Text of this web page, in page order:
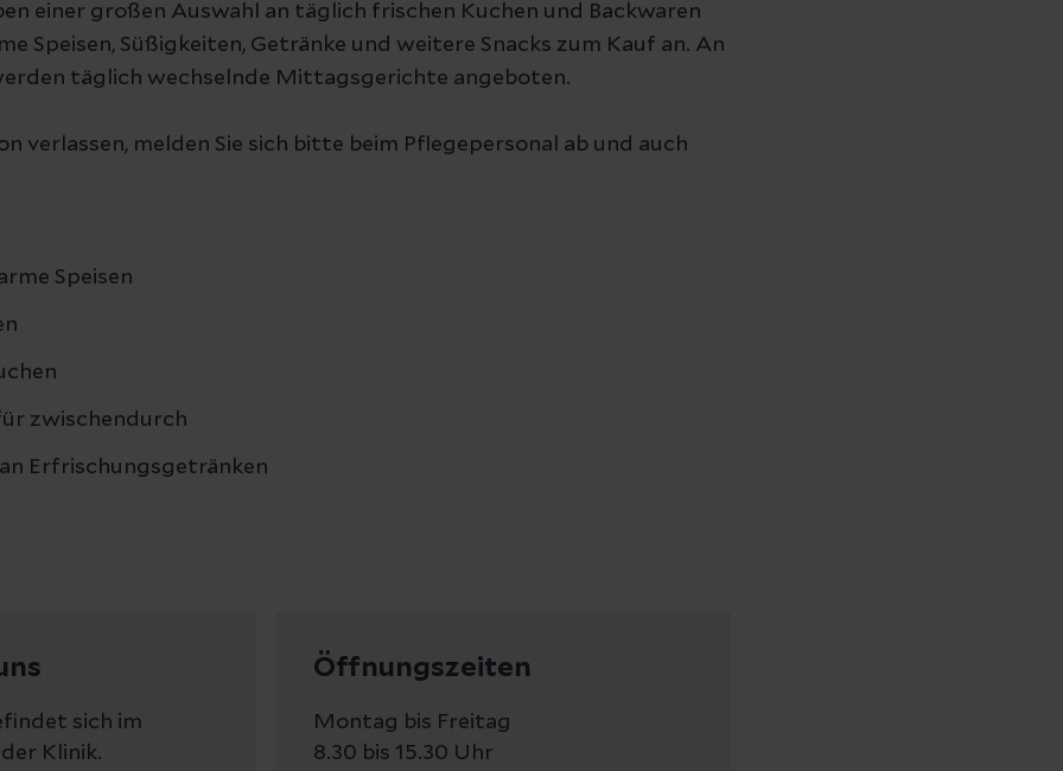
einer großen Auswahl an täglich frischen Kuchen und Backwaren
Speisen, Süßigkeiten, Getränke und weitere Snacks zum Kauf an. An
täglich wechselnde Mittagsgerichte angeboten.
verlassen, melden Sie sich bitte beim Pflegepersonal ab und auch
Speisen
zwischendurch
Erfrischungsgetränken
sich im
Klinik.
Öffnungszeiten
Montag bis Freitag
8.30 bis 15.30 Uhr